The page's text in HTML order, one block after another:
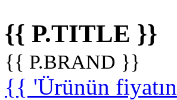
{{ P.TITLE }}
{{ P.BRAND }}
{{ 'Ürünün